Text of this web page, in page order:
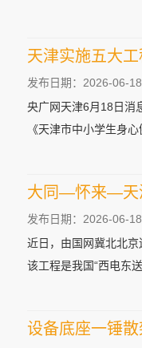
天津实施五大
发布日期：2026-06-18
央广网天津6月18日消
《天津市中小学生身
大同—怀来—天
发布日期：2026-06-18
近日，由国网冀北北
该工程是我国“西电东送
设备底座一锤